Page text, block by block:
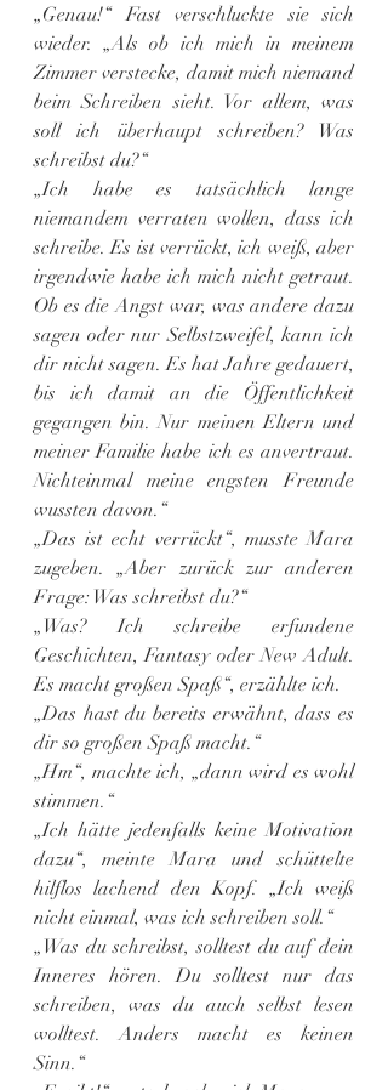
„Genau!“ Fast verschluckte sie sich
wieder. „Als ob ich mich in meinem
Zimmer verstecke, damit mich niemand
beim Schreiben sieht. Vor allem, was
soll ich überhaupt schreiben? Was
schreibst du?“
„Ich habe es tatsächlich lange
niemandem verraten wollen, dass ich
schreibe. Es ist verrückt, ich weiß, aber
irgendwie habe ich mich nicht getraut.
Ob es die Angst war, was andere dazu
sagen oder nur Selbstzweifel, kann ich
dir nicht sagen. Es hat Jahre gedauert,
bis ich damit an die Öffentlichkeit
gegangen bin. Nur meinen Eltern und
meiner Familie habe ich es anvertraut.
Nichteinmal meine engsten Freunde
wussten davon.“
„Das ist echt verrückt“, musste Mara
zugeben. „Aber zurück zur anderen
Frage: Was schreibst du?“
„Was? Ich schreibe erfundene
Geschichten, Fantasy oder New Adult.
Es macht großen Spaß“, erzählte ich.
„Das hast du bereits erwähnt, dass es
dir so großen Spaß macht.“
„Hm“, machte ich, „dann wird es wohl
stimmen.“
„Ich hätte jedenfalls keine Motivation
dazu“, meinte Mara und schüttelte
hilflos lachend den Kopf. „Ich weiß
nicht einmal, was ich schreiben soll.“
„Was du schreibst, solltest du auf dein
Inneres hören. Du solltest nur das
schreiben, was du auch selbst lesen
wolltest. Anders macht es keinen
Sinn.“